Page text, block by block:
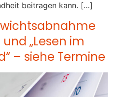
beitragen kann. […]
„Lesen im
– siehe Termine